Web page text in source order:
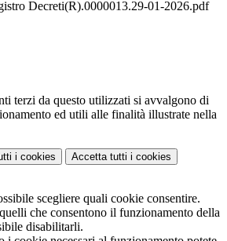
Decreti(R).0000013.29-01-2026.pdf
terzi da questo utilizzati si avvalgono di
ed utili alle finalità illustrate nella
i cookies Accetta tutti i cookies
scegliere quali cookie consentire.
che consentono il funzionamento della
disabilitarli.